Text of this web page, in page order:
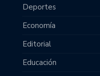
Deportes
Economía
Editorial
Educación